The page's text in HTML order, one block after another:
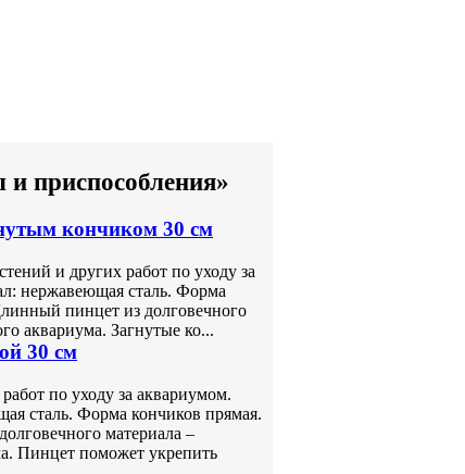
приспособления»
кончиком 30 см
и других работ по уходу за
нержавеющая сталь. Форма
пинцет из долговечного
аквариума. Загнутые ко...
30 см
по уходу за аквариумом.
сталь. Форма кончиков прямая.
материала –
Пинцет поможет укрепить